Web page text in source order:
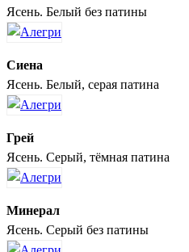
Ясень. Белый без патины
Сиена
Ясень. Белый, серая патина
Грей
Ясень. Серый, тёмная патина
Минерал
Ясень. Серый без патины